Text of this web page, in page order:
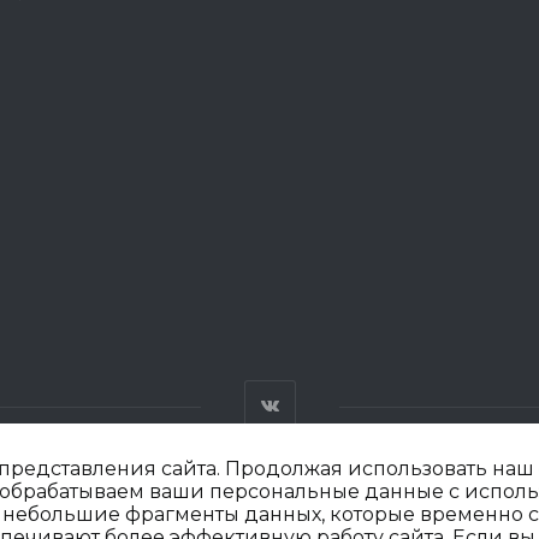
сайта. Продолжая использовать наш
ваши персональные данные с
фрагменты данных, которые временно